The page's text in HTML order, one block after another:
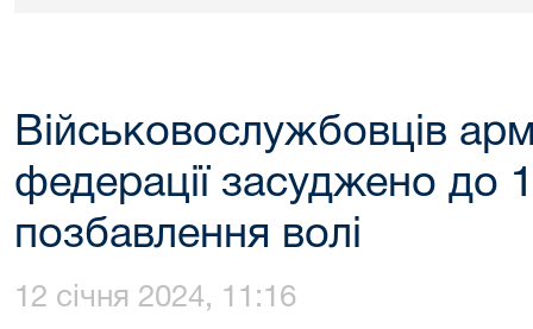
Військовослужбовців
федерації засуджено до
позбавлення волі
12 січня 2024, 11:16